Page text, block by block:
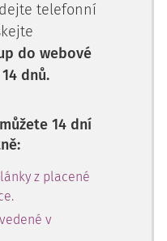
telefonní
do webové
dnů.
14 dní
z placené
v